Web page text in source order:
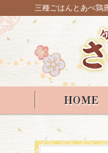
三種ごはんとあべ鶏